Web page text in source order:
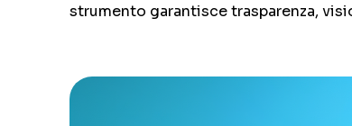
strumento garantisce trasparenza,